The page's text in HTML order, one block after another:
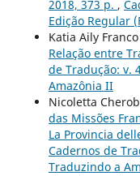
2018, 373 p. ,
Edição Regular
Katia Aily
Relação entre
de Tradução: v.
Amazônia II
Nicoletta
das Missões
La Provincia
Cadernos de
Traduzindo a